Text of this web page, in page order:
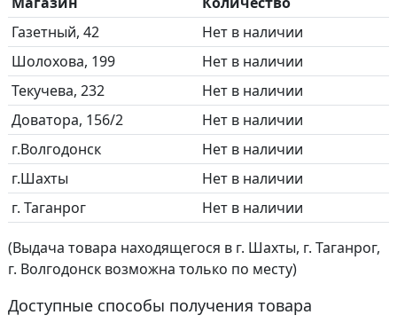
Газетный, 42
Нет в наличии
Шолохова, 199
Нет в наличии
Текучева, 232
Нет в наличии
Доватора, 156/2
Нет в наличии
г.Волгодонск
Нет в наличии
г.Шахты
Нет в наличии
г. Таганрог
Нет в наличии
(Выдача товара находящегося в г. Шахты, г. Таганрог,
г. Волгодонск возможна только по месту)
Доступные способы получения товара